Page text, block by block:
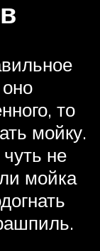
то
мойку.
не
мойка